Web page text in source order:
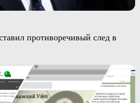
противоречивый след в